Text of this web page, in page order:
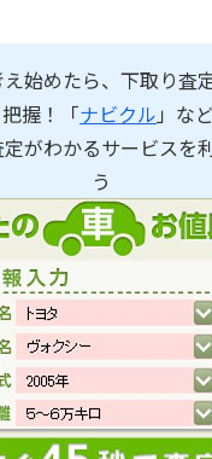
始めたら、下取り査
握！「ナビクル 」な
がわかるサービスを
う